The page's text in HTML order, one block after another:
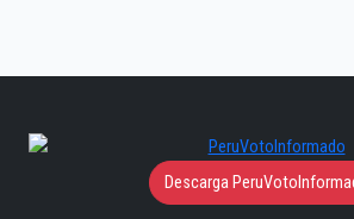
Descarga